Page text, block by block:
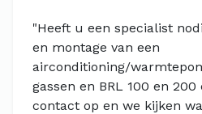
"Heeft u een specialist
en montage van een
airconditioning/
gassen en BRL 100 en
contact op en we kijken